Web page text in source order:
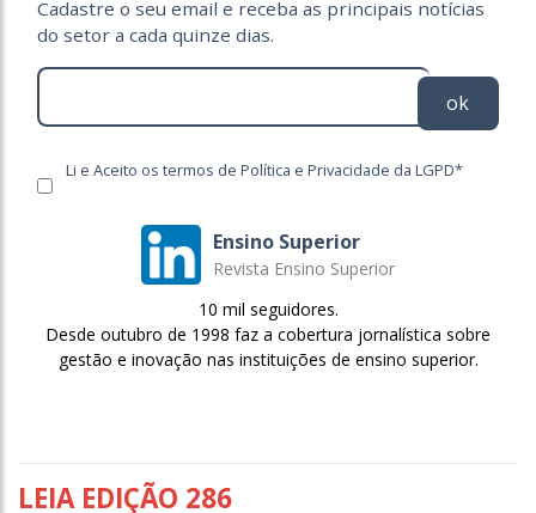
Cadastre o seu email e receba as principais notícias
do setor a cada quinze dias.
ok
Li e Aceito os termos de Política e Privacidade da LGPD*
Ensino Superior
Revista Ensino Superior
10 mil seguidores.
Desde outubro de 1998 faz a cobertura jornalística sobre
gestão e inovação nas instituições de ensino superior.
LEIA EDIÇÃO 286